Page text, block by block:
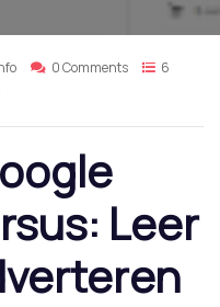
0 Comments
6
Leer